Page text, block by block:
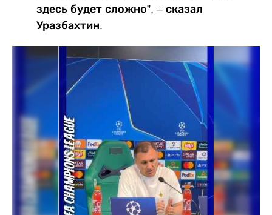
здесь будет сложно”, – сказал
Уразбахтин.